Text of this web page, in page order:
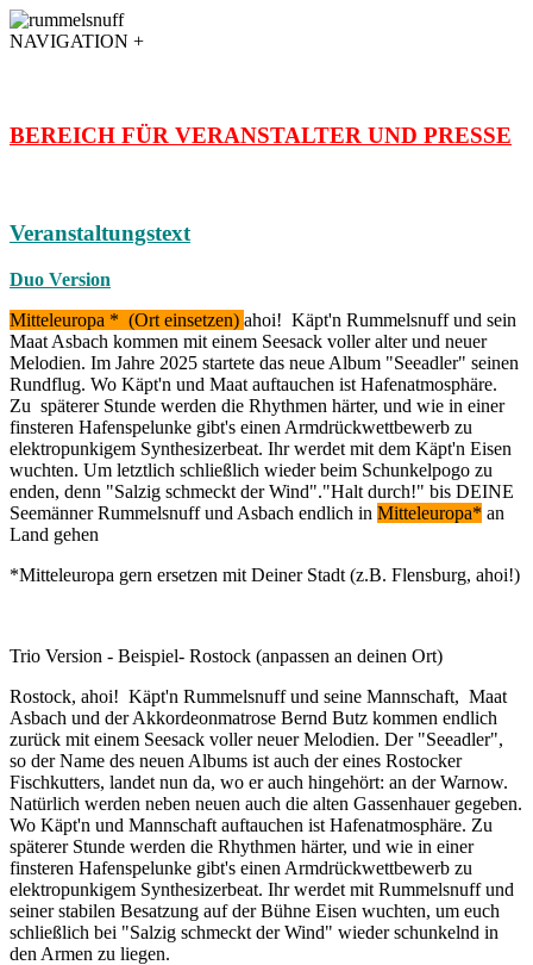
NAVIGATION +
BEREICH FÜR VERANSTALTER UND PRESSE
Veranstaltungstext
Duo Version
Mitteleuropa * (Ort einsetzen) ahoi! Käpt'n Rummelsnuff und sein
Maat Asbach kommen mit einem Seesack voller alter und neuer
Melodien. Im Jahre 2025 startete das neue Album "Seeadler" seinen
Rundflug. Wo Käpt'n und Maat auftauchen ist Hafenatmosphäre.
Zu späterer Stunde werden die Rhythmen härter, und wie in einer
finsteren Hafenspelunke gibt's einen Armdrückwettbewerb zu
elektropunkigem Synthesizerbeat. Ihr werdet mit dem Käpt'n Eisen
wuchten. Um letztlich schließlich wieder beim Schunkelpogo zu
enden, denn "Salzig schmeckt der Wind"."Halt durch!" bis DEINE
Seemänner Rummelsnuff und Asbach endlich in Mitteleuropa* an
Land gehen
*Mitteleuropa gern ersetzen mit Deiner Stadt (z.B. Flensburg, ahoi!)
Trio Version - Beispiel- Rostock (anpassen an deinen Ort)
Rostock, ahoi! Käpt'n Rummelsnuff und seine Mannschaft, Maat
Asbach und der Akkordeonmatrose Bernd Butz kommen endlich
zurück mit einem Seesack voller neuer Melodien. Der "Seeadler",
so der Name des neuen Albums ist auch der eines Rostocker
Fischkutters, landet nun da, wo er auch hingehört: an der Warnow.
Natürlich werden neben neuen auch die alten Gassenhauer gegeben.
Wo Käpt'n und Mannschaft auftauchen ist Hafenatmosphäre. Zu
späterer Stunde werden die Rhythmen härter, und wie in einer
finsteren Hafenspelunke gibt's einen Armdrückwettbewerb zu
elektropunkigem Synthesizerbeat. Ihr werdet mit Rummelsnuff und
seiner stabilen Besatzung auf der Bühne Eisen wuchten, um euch
schließlich bei "Salzig schmeckt der Wind" wieder schunkelnd in
den Armen zu liegen.